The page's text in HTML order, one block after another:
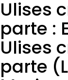
Ulises
parte :
Ulises
parte